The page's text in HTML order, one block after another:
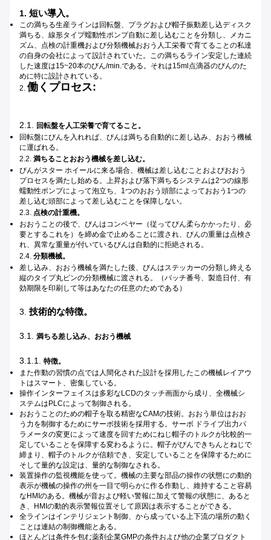
1. 短い導入。
この満ちる生産ラインは回転盤、プラグおよび帽子振動差し込ディスク
満ちる、線形タイプ蠕動性ポンプ自動に差し込むことを分類し、メカニ
ズム、点検の計重機および分類機械おおう人工栄養で育てることの私達
の自身の会社によって設計されていた。この満ちるライン安定した連続
した速度は15~20本のびん/min.である。それは15ml点滴器のびんのた
めに特に設計されている。
2. 働くプロセス:
2.1. 回転盤を人工栄養で育てること。
回転盤にびんを入れれば、びんは満ちる自動的に差し込み、おおう機械
に運ばれる。
2.2. 満ちることおおう機械を差し込む。
びんがスター ホイールに来る場合、機械は差し込むことおよびおおう
プロセスを満たし始める。上昇および落下満ちるシステムは2つの線形
蠕動性ポンプによって泡立ち、1つのおおう頭部によっておおう1つの
差し込む頭部によって差し込むことを保障しない。
2.3. 点検の計重機。
おおうことの後で、びんはコンベヤー（従ってびん柔らかかったり、必
要とするこれを）を締め金で止めることに渡され、びんの重量は点検さ
れ、異常な重量が付いているびんは自動的に拒絶される。
2.4. 分類機械。
差し込み、おおう機械を満たした後、びんはステッカーの分類し終える
縦のタイプ丸ビンの分類機械に渡される。（バッチ番号、製造日付、有
効期限を印刷して等はあなたの任意のためである）
3. 技術的な特徴。
3.1. 満ちる差し込み、おおう機械
3.1.1. 特徴。
また作動の習慣の点では人間化された設計を採用したこの機械レイアウ
トはスマート、密集している。
操作インターフェイスは多彩なLCDのタッチ画面から成り、全機械シ
ステムはPLCによって制御される。
おおうことのための帽子を取る精密なCAMの技術。おおう単位はおお
う力を制御するためにサーボ技術を採用する。サーボ ドライブ出力パ
ラメータの変更によって速度を回すためにねじ帽子のトルクが比較的一
定していることを保障する変わるように。帽子がびんできちんとねじで
締まり、帽子のトルクが信頼でき、安定していることを保障するために
そして量的な設定は、量的な制御なされる。
装置操作の監視機能を使って。機械の主要な部品の操作の状態にの動的
表示が機械の操作の州を一目で明らかに作る作動し、維持すること容易
なHMIのある。機械が音および軽い警報に加えて警報の状態に、あると
き、HMIの動的表示警報位置そして原因は表示することができる。
全ラインはインテリジェント制御、から成っている上下流の場所の動く
ことは連結の制御機能とある。
ほとんどは条件を包む薬剤企業GMPの条件および他の企業プロダクト